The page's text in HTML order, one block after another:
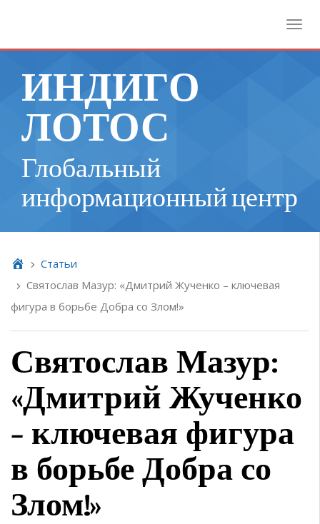
ИНДИГО
ЛОТОС
Глобальный
информационный центр
Cтатьи
Святослав Мазур: «Дмитрий Жученко – ключевая
фигура в борьбе Добра со Злом!»
Святослав Мазур:
«Дмитрий Жученко
– ключевая фигура
в борьбе Добра со
Злом!»